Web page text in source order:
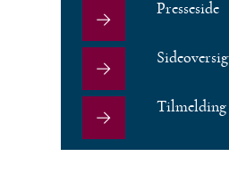
Presseside
Tilmelding